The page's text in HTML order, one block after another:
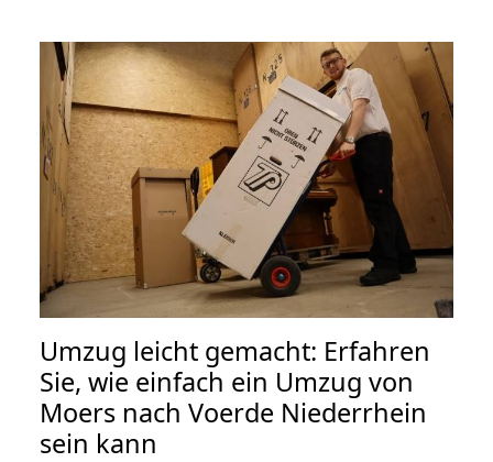
Umzug leicht gemacht: Erfahren
Sie, wie einfach ein Umzug von
Moers nach Voerde Niederrhein
sein kann